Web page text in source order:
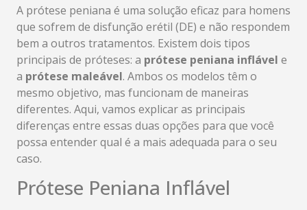
A prótese peniana é uma solução eficaz para homens
que sofrem de disfunção erétil (DE) e não respondem
bem a outros tratamentos. Existem dois tipos
principais de próteses: a prótese peniana inflável e
a prótese maleável. Ambos os modelos têm o
mesmo objetivo, mas funcionam de maneiras
diferentes. Aqui, vamos explicar as principais
diferenças entre essas duas opções para que você
possa entender qual é a mais adequada para o seu
caso.
Prótese Peniana Inflável